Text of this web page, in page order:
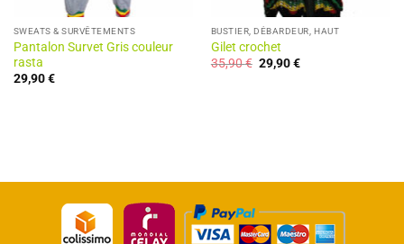
SWEATS & SURVÊTEMENTS
Pantalon Survet Gris couleur
rasta
29,90€
BUSTIER, DÉBARDEUR, HAUT
Gilet crochet
35,90€ Le
prix
29,90€Le